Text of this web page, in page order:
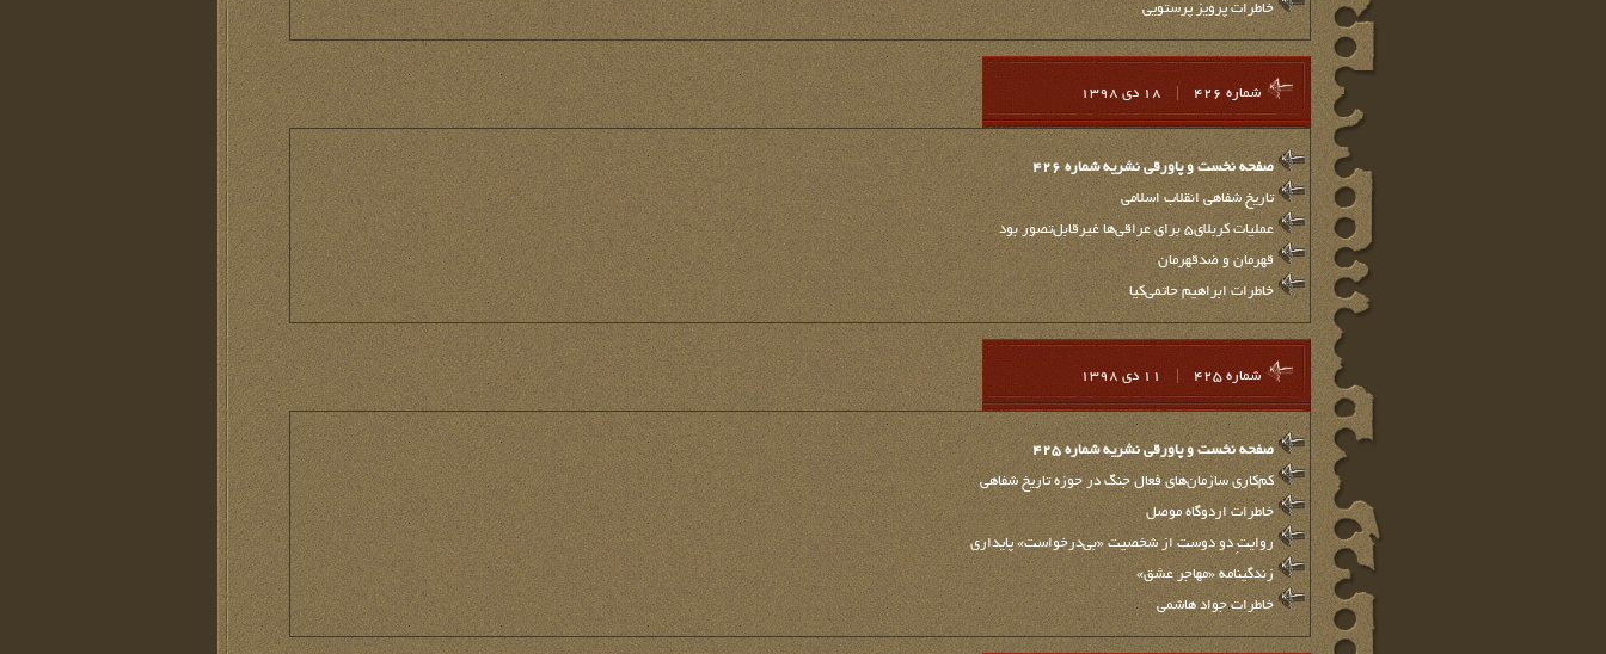
خاطرات پرویز پرستویی
شماره 426
صفحه نخست و پاورقي نشريه شماره 426
تاریخ شفاهی انقلاب اسلامی
عملیات کربلای5 برای عراقی‌ها غیرقابل‌تصور بود
قهرمان و ضدقهرمان
خاطرات ابراهیم حاتمی‌کیا
شماره 425
صفحه نخست و پاورقي نشريه شماره 425
کم‌کاری سازمان‌های فعال جنگ در حوزه تاریخ شفاهی
خاطرات اردوگاه موصل
روایتِ دو دوست از شخصیت «بی‌درخواست» پایداری
زندگینامه «مهاجر عشق»
خاطرات جواد هاشمی